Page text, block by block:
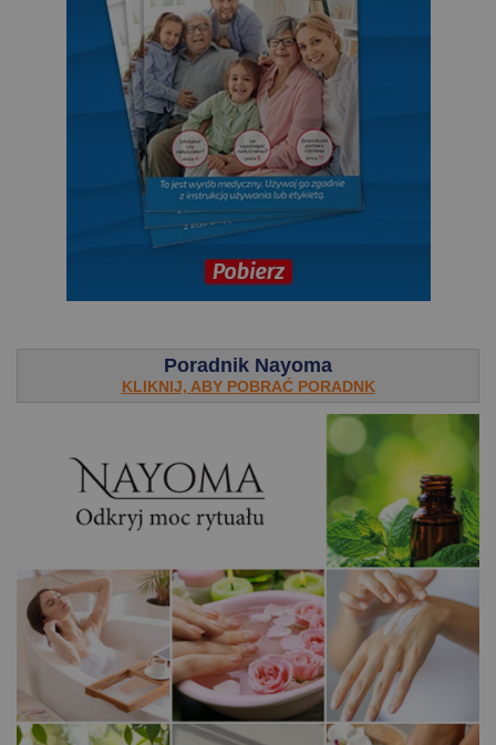
Poradnik Nayoma
KLIKNIJ, ABY POBRAĆ PORADNK